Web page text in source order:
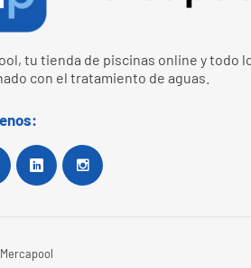
tu tienda de piscinas online y todo
con el tratamiento de aguas.
Facebook Google+